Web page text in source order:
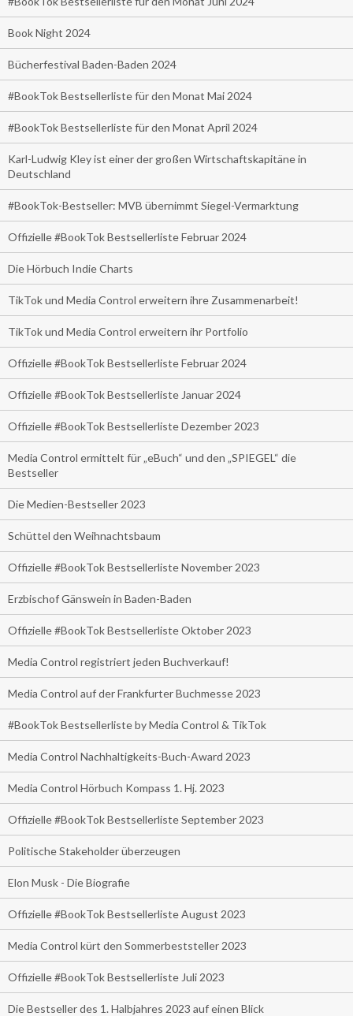
Book Night 2024
Bücherfestival Baden-Baden 2024
#BookTok Bestsellerliste für den Monat Mai 2024
#BookTok Bestsellerliste für den Monat April 2024
Karl-Ludwig Kley ist einer der großen Wirtschaftskapitäne in
Deutschland
#BookTok-Bestseller: MVB übernimmt Siegel-Vermarktung
Offizielle #BookTok Bestsellerliste Februar 2024
Die Hörbuch Indie Charts
TikTok und Media Control erweitern ihre Zusammenarbeit!
TikTok und Media Control erweitern ihr Portfolio
Offizielle #BookTok Bestsellerliste Februar 2024
Offizielle #BookTok Bestsellerliste Januar 2024
Offizielle #BookTok Bestsellerliste Dezember 2023
Media Control ermittelt für „eBuch“ und den „SPIEGEL“ die
Bestseller
Die Medien-Bestseller 2023
Schüttel den Weihnachtsbaum
Offizielle #BookTok Bestsellerliste November 2023
Erzbischof Gänswein in Baden-Baden
Offizielle #BookTok Bestsellerliste Oktober 2023
Media Control registriert jeden Buchverkauf!
Media Control auf der Frankfurter Buchmesse 2023
#BookTok Bestsellerliste by Media Control & TikTok
Media Control Nachhaltigkeits-Buch-Award 2023
Media Control Hörbuch Kompass 1. Hj. 2023
Offizielle #BookTok Bestsellerliste September 2023
Politische Stakeholder überzeugen
Elon Musk - Die Biografie
Offizielle #BookTok Bestsellerliste August 2023
Media Control kürt den Sommerbeststeller 2023
Offizielle #BookTok Bestsellerliste Juli 2023
Die Bestseller des 1. Halbjahres 2023 auf einen Blick